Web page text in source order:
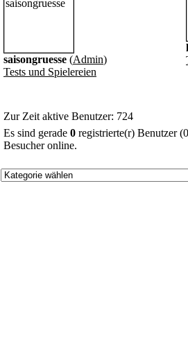
saisongruesse (Admin)
Tests und Spielereien
Zur Zeit aktive Benutzer: 724
Es sind gerade 0 registrierte(r) Benutzer
Besucher online.